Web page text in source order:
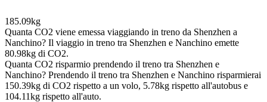
185.09kg
Quanta CO2 viene emessa viaggiando in treno da Shenzhen a
Nanchino? Il viaggio in treno tra Shenzhen e Nanchino emette
80.98kg di CO2.
Quanta CO2 risparmio prendendo il treno tra Shenzhen e
Nanchino? Prendendo il treno tra Shenzhen e Nanchino risparmierai
150.39kg di CO2 rispetto a un volo, 5.78kg rispetto all'autobus e
104.11kg rispetto all'auto.